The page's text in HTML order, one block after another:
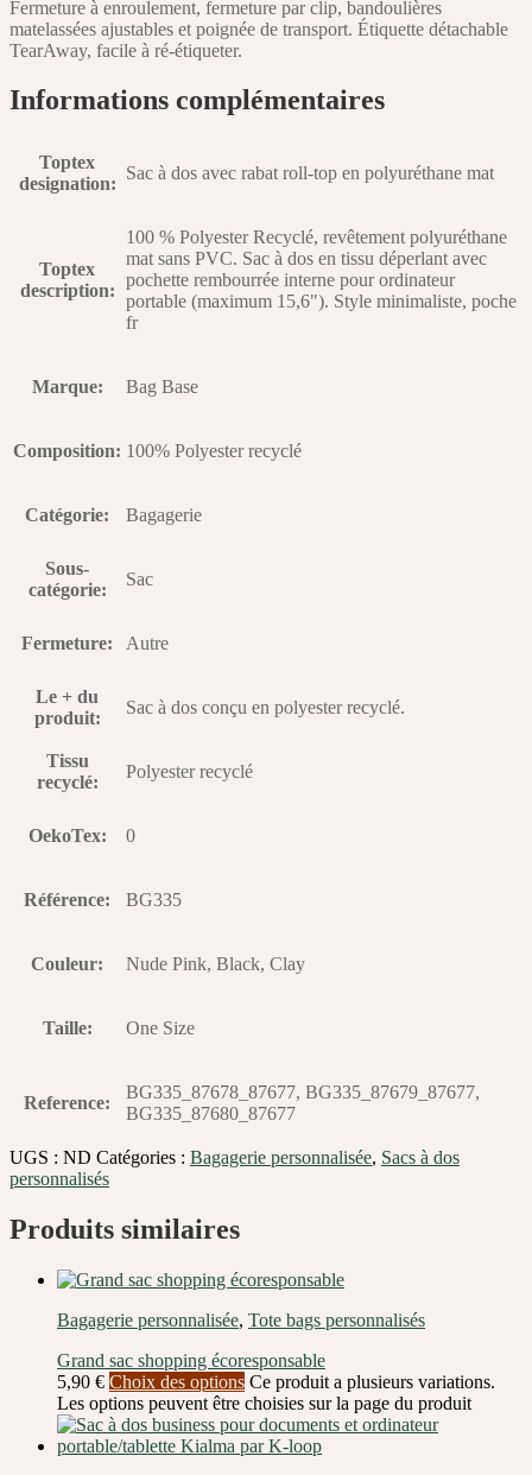
Fermeture à enroulement, fermeture par clip, bandoulières
matelassées ajustables et poignée de transport. Étiquette détachable
TearAway, facile à ré-étiqueter.
Informations complémentaires
Toptex
designation:
Sac à dos avec rabat roll-top en polyuréthane mat
Toptex
description:
100 % Polyester Recyclé, revêtement polyuréthane
mat sans PVC. Sac à dos en tissu déperlant avec
pochette rembourrée interne pour ordinateur
portable (maximum 15,6"). Style minimaliste, poche
fr
Marque: Bag Base
Composition: 100% Polyester recyclé
Catégorie: Bagagerie
Sous-
catégorie:
Sac
Fermeture: Autre
Le + du
produit:
Sac à dos conçu en polyester recyclé.
Tissu
recyclé:
Polyester recyclé
OekoTex: 0
Référence: BG335
Couleur: Nude Pink, Black, Clay
Taille: One Size
Reference:
BG335_87678_87677, BG335_87679_87677,
BG335_87680_87677
UGS : ND Catégories : Bagagerie personnalisée, Sacs à dos
personnalisés
Produits similaires
Bagagerie personnalisée, Tote bags personnalisés
Grand sac shopping écoresponsable
5,90 € Choix des options Ce produit a plusieurs variations.
Les options peuvent être choisies sur la page du produit